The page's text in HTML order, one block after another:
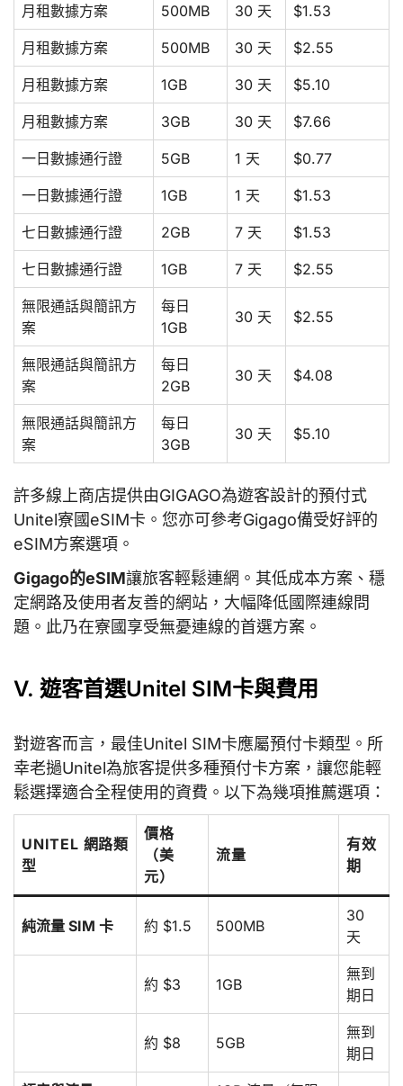
月租數據方案 500MB 30 天 $1.53
月租數據方案 500MB 30 天 $2.55
月租數據方案 1GB 30 天 $5.10
月租數據方案 3GB 30 天 $7.66
一日數據通行證 5GB 1 天 $0.77
一日數據通行證 1GB 1 天 $1.53
七日數據通行證 2GB 7 天 $1.53
七日數據通行證 1GB 7 天 $2.55
無限通話與簡訊方
案
每日
1GB
30 天 $2.55
無限通話與簡訊方
案
每日
2GB
30 天 $4.08
無限通話與簡訊方
案
每日
3GB
30 天 $5.10
許多線上商店提供由GIGAGO為遊客設計的預付式
Unitel寮國eSIM卡。您亦可參考Gigago備受好評的
eSIM方案選項。
Gigago的eSIM讓旅客輕鬆連網。其低成本方案、穩
定網路及使用者友善的網站，大幅降低國際連線問
題。此乃在寮國享受無憂連線的首選方案。
V. 遊客首選Unitel SIM卡與費用
對遊客而言，最佳Unitel SIM卡應屬預付卡類型。所
幸老撾Unitel為旅客提供多種預付卡方案，讓您能輕
鬆選擇適合全程使用的資費。以下為幾項推薦選項：
UNITEL 網路類
型
價格
（美
元）
流量
有效
期
純流量 SIM 卡 約 $1.5 500MB
30
天
約 $3 1GB
無到
期日
約 $8 5GB
無到
期日